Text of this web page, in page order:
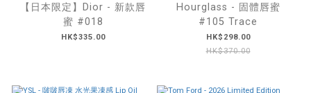
【日本限定】Dior - 新款唇
蜜 #018
HK$335.00
Hourglass - 固體唇蜜
#105 Trace
HK$298.00
HK$370.00